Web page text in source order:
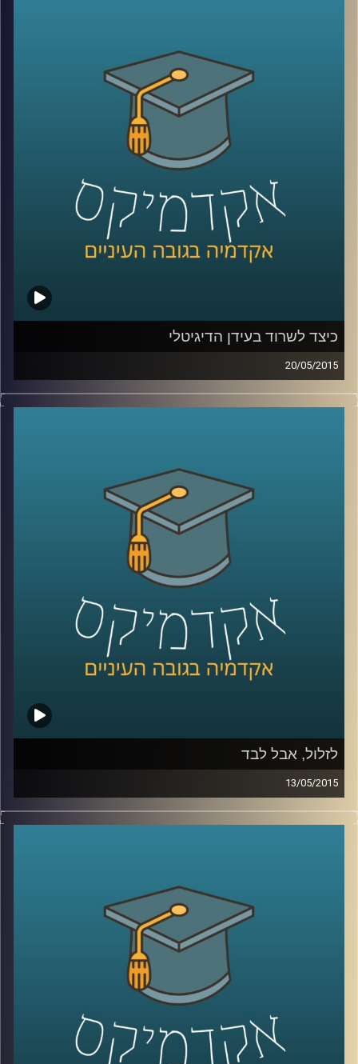
הגבוהה של אמריקאים להצלחה הם הגורמים
להתעניינות הרבה והעקבית של האמריקאים
בישראל. מתי הזדהו עם ישראל יותר ומתי
פחות? האם יש הבדלי הזדהות לפי פילוח של
גיל, השכלה, דת, גזע והשתייכות מפלגתית
דמוקרטים)?
קרדיט תמונות:AudioVersity
כיצד לשרוד בעידן הדיגיטלי
20/05/2015
קשה להאמין עד כמה משפיעים עלינו אמצעי
שינויים אלו. מה עלינו ללמוד כדי לגדול
מתאימים לעולם הדיגיטלי ולשינויים הרבים
והמהירים המתרחשים בו? אילו תכונות כדאי
לשפר ולטפח על מנת להשתלב בשוק העבודה
הנוכחי, שדורש גמישות רבה ?
קרדיט תמונות: AudioVersity
לזלול, אבל לבד
13/05/2015
ליאור זלמנסון עוסק בתרבות הוירטואלית
האם פרסום הוא המודל העסקי היחיד האפשרי?
באמנות הוא מייסד ומוביל את פסטיבל
בסינמטק חולון, העוסק בהשפעות
המהפכה הדיגיטלית על חיינו, בעיקר דרך
ייצוגים בקולנוע. ליאור מספר על השפעתה של
צפיית הזלילה על קהל הצופים ועל שיחות
המסדרון שלנו, ומשם על הצורך החברתי
בקהילתיות. עוד שוחחנו על מושג הכבדות –